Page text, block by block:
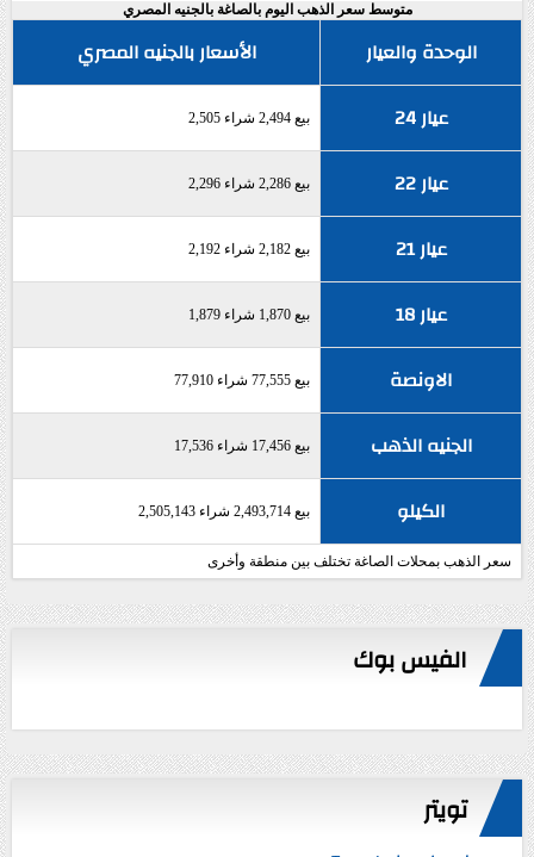
متوسط سعر الذهب اليوم بالصاغة بالجنيه المصري
الوحدة والعيار
الأسعار بالجنيه المصري
عيار 24
بيع 2,494 شراء 2,505
عيار 22 بيع 2,286 شراء 2,296
عيار 21 بيع 2,182 شراء 2,192
عيار 18 بيع 1,870 شراء 1,879
الاونصة بيع 77,555 شراء 77,910
الجنيه الذهب بيع 17,456 شراء 17,536
الكيلو بيع 2,493,714 شراء 2,505,143
سعر الذهب بمحلات الصاغة تختلف بين منطقة وأخرى
الفيس بوك
تويتر